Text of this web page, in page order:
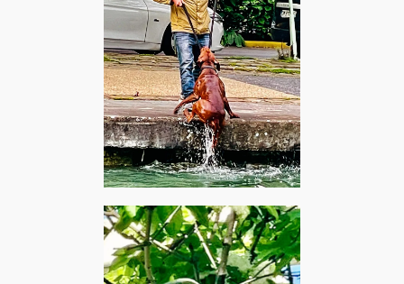
Pantin, mai 2024 – Nino
Ferrer : Mirza